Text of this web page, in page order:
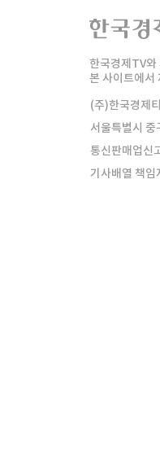
한국
한경
모바
한국경제TV와
본 사이트에서
(주)한국경제
서울특별시
통신판매업신
기사배열 책임